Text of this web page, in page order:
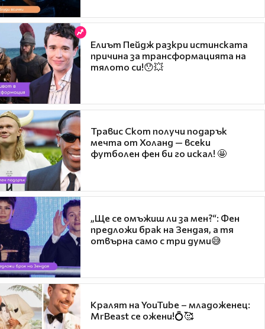
Елиът Пейдж разкри истинската
причина за трансформацията на
тялото си!😯💥
Травис Скот получи подарък
мечта от Холанд — всеки
футболен фен би го искал! 🤩
„Ще се омъжиш ли за мен?“: Фен
предложи брак на Зендая, а тя
отвърна само с три думи😅
Кралят на YouTube – младоженец:
MrBeast се ожени!💍🥰